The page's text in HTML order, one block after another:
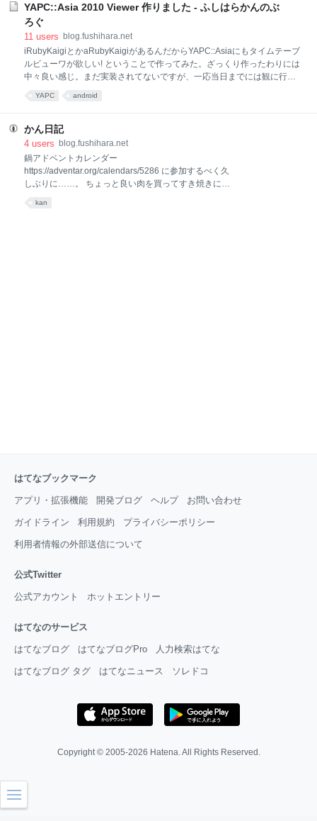
いてないやつを中心にゆっくり観たい) 企画した「YAPC::Asia 2010 勝
手に後夜祭」についてもう少し。例年YAPC::Asiaの懇親会は初日にあっ
て、2日目は自然発生的に集って近くの居酒屋で飲む的な流れだったん
大々的に人数集めてみるか的な話になったので、諸事情あって色々融通
の効く店を知ってる自分が幹事を引
YAPC::Asia 2010 Viewer 作りました - ふしはらかんのぶ
ろぐ
11 users blog.fushihara.net
iRubyKaigiとかaRubyKaigiがあるんだからYAPC::Asiaにもタイムテーブ
ルビューワが欲しい! ということで作ってみた。ざっくり作ったわりには
中々良い感じ。まだ実装されてないですが、一応当日までには観に行く
iPhone版はiRubyKaigiをベースに sfujiwaraさんとtypesterさんが作成済
みで、App Store審査待ち中の模様。
YAPC android
かん日記
4 users blog.fushihara.net
鍋アドベントカレンダー
https://adventar.org/calendars/5286 に参加するべく久
しぶりに……。 ちょっと良い肉を買ってすき焼きに。
kan
はてなブックマーク
アプリ・拡張機能 開発ブログ ヘルプ お問い合わせ
ガイドライン 利用規約 プライバシーポリシー
利用者情報の外部送信について
公式Twitter
公式アカウント ホットエントリー
はてなのサービス
はてなブログ はてなブログPro 人力検索はてな
はてなブログ タグ はてなニュース ソレドコ
Copyright © 2005-2026 Hatena. All Rights Reserved.